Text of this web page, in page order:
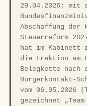
29.04.2026; mit
Abschaffung
Steuerreform
hat im Kabinett
die Fraktion
Belegkette nach
Bürgerkontakt-
vom 06.05.2026
gezeichnet